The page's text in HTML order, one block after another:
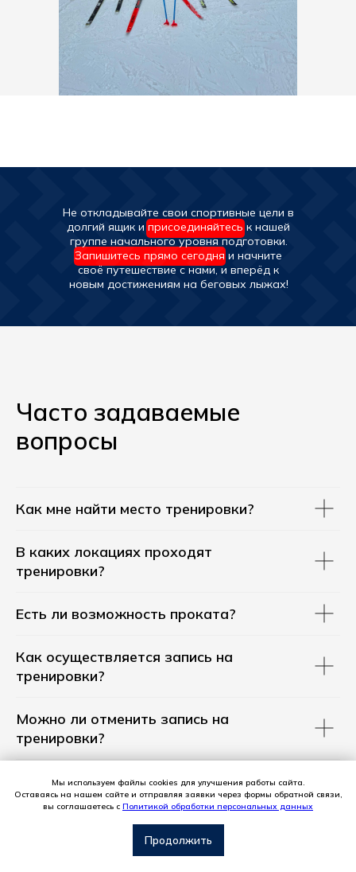
Не откладывайте свои спортивные цели в
долгий ящик и присоединяйтесь к нашей
группе начального уровня подготовки.
Запишитесь прямо сегодня и начните
своё путешествие с нами, и вперёд к
новым достижениям на беговых лыжах!
Часто задаваемые
вопросы
Как мне найти место тренировки?
В каких локациях проходят
тренировки?
Есть ли возможность проката?
Как осуществляется запись на
тренировки?
Можно ли отменить запись на
тренировки?
Правила пользования абонементом
Мы используем файлы cookies для улучшения работы сайта.
Оставаясь на нашем сайте и отправляя заявки через формы обратной связи,
вы соглашаетесь с Политикой обработки персональных данных
Продолжить
Связаться с нами